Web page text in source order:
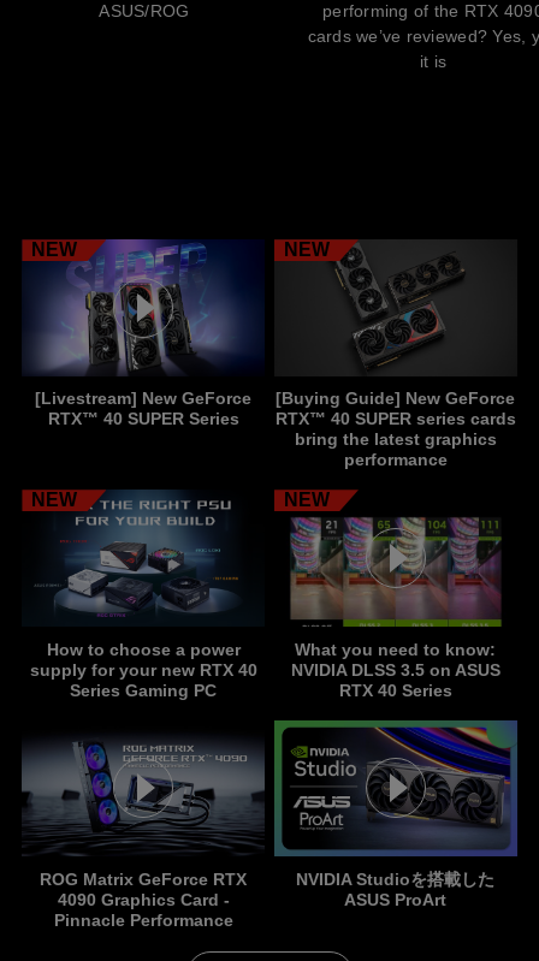
ASUS/ROG
performing of the RTX
cards we’ve reviewed? Yes,
it is
VIDEOS
NEW
[Livestream] New GeForce
RTX™ 40 SUPER Series
NEW
[Buying Guide] New GeForce
RTX™ 40 SUPER series cards
bring the latest graphics
performance
NEW
How to choose a power
supply for your new RTX 40
Series Gaming PC
NEW
What you need to know:
NVIDIA DLSS 3.5 on ASUS
RTX 40 Series
ROG Matrix GeForce RTX
4090 Graphics Card -
Pinnacle Performance
NVIDIA Studioを搭載した
ASUS ProArt